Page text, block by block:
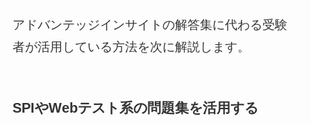
アドバンテッジインサイトの解答集に代わる受験
者が活用している方法を次に解説します。
SPIやWebテスト系の問題集を活用する